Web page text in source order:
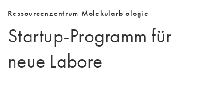
Ressourcenzentrum Molekularbiologie
Startup-Programm für
neue Labore